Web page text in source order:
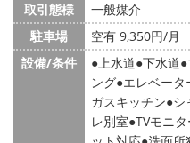
取引態様
一般媒介
駐車場
空有 9,350円/月
設備/条件
上水道 下水道
ング エレベータ
ガスキッチン シ
レ別室 TVモニ